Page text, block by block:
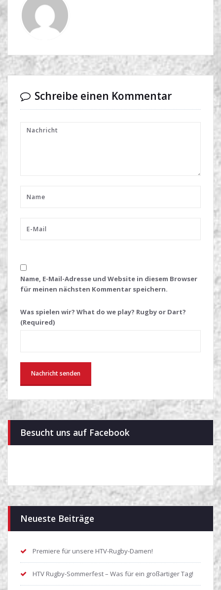
Schreibe einen Kommentar
Name, E-Mail-Adresse und Website in diesem Browser
für meinen nächsten Kommentar speichern.
Was spielen wir? What do we play? Rugby or Dart?
(Required)
Besucht uns auf Facebook
Neueste Beiträge
Premiere für unsere HTV-Rugby-Damen!
HTV Rugby-Sommerfest – Was für ein großartiger Tag!